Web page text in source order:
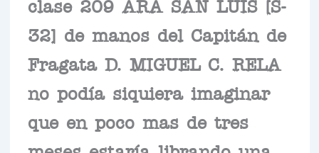
clase 209 ARA SAN LUIS [S-
32] de manos del Capitán de
Fragata D. MIGUEL C. RELA
no podía siquiera imaginar
que en poco mas de tres
meses estaría librando una